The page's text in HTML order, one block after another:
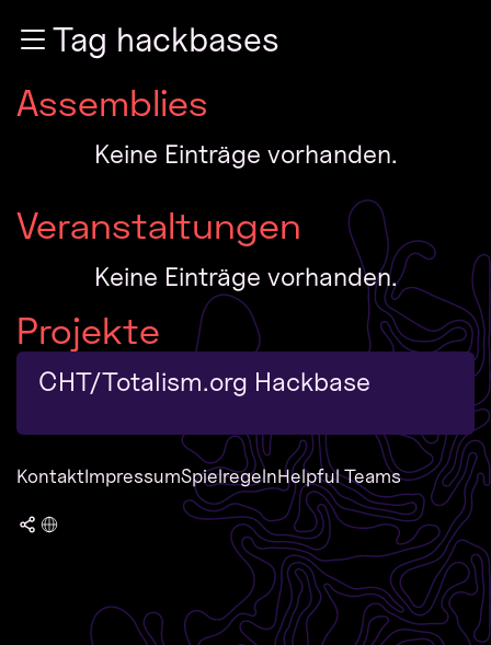
Zum InhaltTag hackbases
Assemblies
Keine Einträge vorhanden.
Veranstaltungen
Keine Einträge vorhanden.
Projekte
CHT/Totalism.org Hackbase
KontaktImpressumSpielregelnHelpful Teams